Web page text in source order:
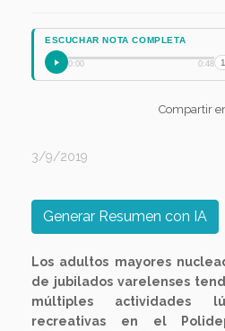
ESCUCHAR NOTA COMPLETA
0:00 0:48
Compartir
3/9/2019
Generar Resumen con IA
Los adultos mayores
de jubilados varelenses
múltiples actividades
recreativas en el